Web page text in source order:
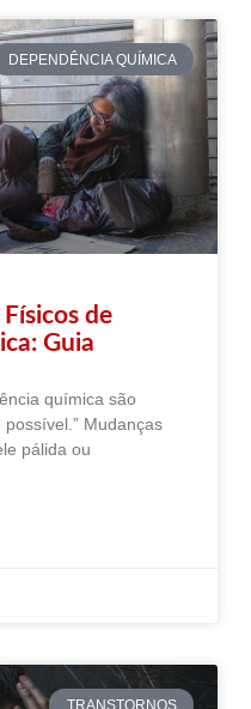
DEPENDÊNCIA QUÍMICA
de
Guia
química são
Mudanças
pálida ou
TRANSTORNOS